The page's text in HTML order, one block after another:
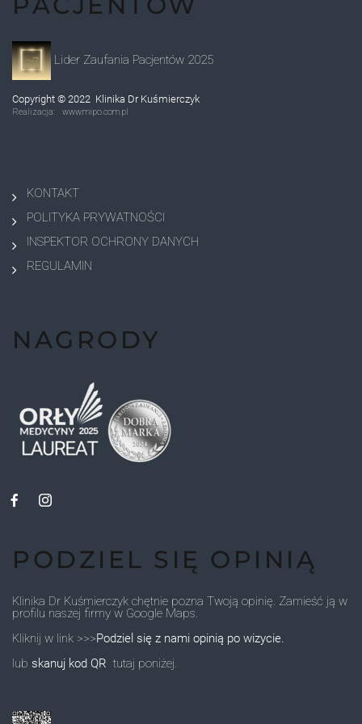
Lider Zaufania Pacjentów 2025
Copyright © 2022 Klinika Dr Kuśmierczyk
Realizacja: www.mipo.com.pl
KONTAKT
POLITYKA PRYWATNOŚCI
INSPEKTOR OCHRONY DANYCH
REGULAMIN
NAGRODY
PODZIEL SIĘ OPINIĄ
Klinika Dr Kuśmierczyk chętnie pozna Twoją opinię. Zamieść ją w
profilu naszej firmy w Google Maps.
Kliknij w link >>>Podziel się z nami opinią po wizycie.
lub skanuj kod QR tutaj poniżej.